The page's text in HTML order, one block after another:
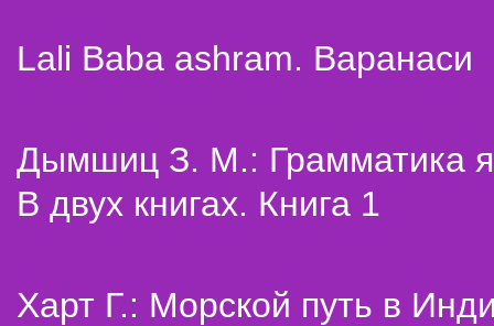
Lali Baba ashram. Варанаси
Дымшиц З. М.: Грамматика
В двух книгах. Книга 1
Харт Г.: Морской путь в